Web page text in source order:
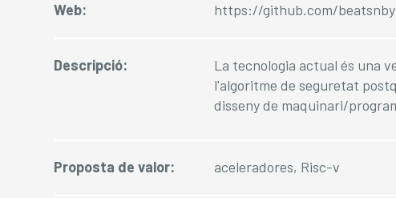
Web: https://github.com/
Descripció:
La tecnologia actual és una
l'algoritme de seguretat
disseny de maquinari/
Proposta de valor: aceleradores, Risc-v